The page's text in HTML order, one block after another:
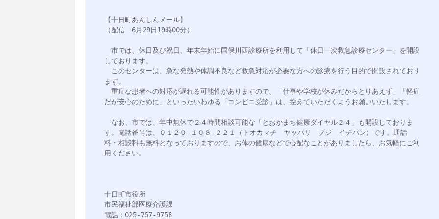
【十日町あんしんメール】
（配信　6月29日19時00分）
市では、休日及び祝日、年末年始に国保川西診療所を利用して「休日一次救急診療センター」を開設
しております。
このセンターは、急な発熱や体調不良など救急対応が必要な方への診療を行う目的で開設されており
ます。
重症な患者への対応が遅れる可能性がありますので、「仕事や学校が休みだからとりあえず」「軽症
だが安心のために」といったいわゆる「コンビニ受診」は、控えていただくようお願いいたします。
なお、市では、年中無休で２４時間相談可能な「とおかまち健康ダイヤル２４」も開設しておりま
す。電話番号は、０１２０-１０８-２２１（トオカマチ　ヤッパリ　ブジ　イチバン）です。通話
料・相談料も無料となっておりますので、お体の健康などで心配なことがありましたら、お気軽にご利
用ください。
十日町市役所
市民福祉部医療介護課
電話：025-757-9758